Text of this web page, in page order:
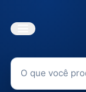
Buscar no Portal